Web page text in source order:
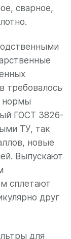
сварное,
требовалось
нормы
ГОСТ 3826-
ТУ, так
новые
Выпускают
сплетают
друг
для